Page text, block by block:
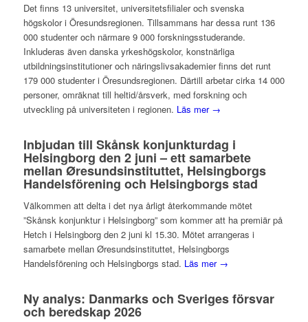
Det finns 13 universitet, universitetsfilialer och svenska
högskolor i Öresundsregionen. Tillsammans har dessa runt 136
000 studenter och närmare 9 000 forskningsstuderande.
Inkluderas även danska yrkeshögskolor, konstnärliga
utbildningsinstitutioner och näringslivsakademier finns det runt
179 000 studenter i Öresundsregionen. Därtill arbetar cirka 14 000
personer, omräknat till heltid/årsverk, med forskning och
utveckling på universiteten i regionen. Läs mer →
Inbjudan till Skånsk konjunkturdag i
Helsingborg den 2 juni – ett samarbete
mellan Øresundsinstituttet, Helsingborgs
Handelsförening och Helsingborgs stad
Välkommen att delta i det nya årligt återkommande mötet
”Skånsk konjunktur i Helsingborg” som kommer att ha premiär på
Hetch i Helsingborg den 2 juni kl 15.30. Mötet arrangeras i
samarbete mellan Øresundsinstituttet, Helsingborgs
Handelsförening och Helsingborgs stad. Läs mer →
Ny analys: Danmarks och Sveriges försvar
och beredskap 2026